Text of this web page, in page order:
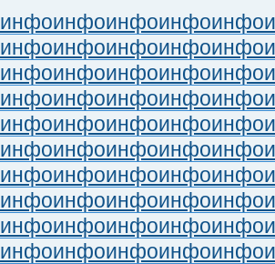
инфоинфоинфоинфоинфо
инфоинфоинфоинфоинфо
инфоинфоинфоинфоинфо
инфоинфоинфоинфоинфо
инфоинфоинфоинфоинфо
инфоинфоинфоинфоинфо
инфоинфоинфоинфоинфо
инфоинфоинфоинфоинфо
инфоинфоинфоинфоинфо
инфоинфоинфоинфоинфо